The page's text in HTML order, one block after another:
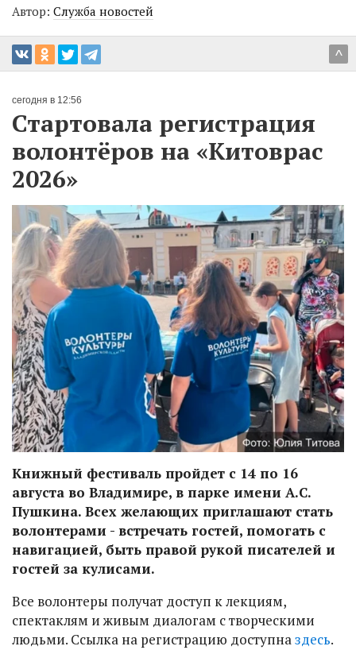
Автор: Служба новостей
^
сегодня в 12:56
Стартовала регистрация
волонтёров на «Китоврас
2026»
Книжный фестиваль пройдет с 14 по 16
августа во Владимире, в парке имени А.С.
Пушкина. Всех желающих приглашают стать
волонтерами - встречать гостей, помогать с
навигацией, быть правой рукой писателей и
гостей за кулисами.
Все волонтеры получат доступ к лекциям,
спектаклям и живым диалогам с творческими
людьми. Ссылка на регистрацию доступназдесь.